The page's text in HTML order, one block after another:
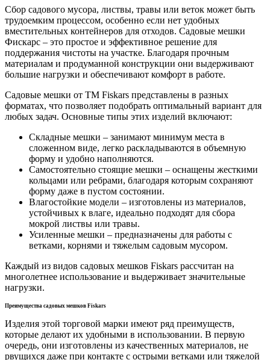
Сбор садового мусора, листвы, травы или веток может быть
трудоемким процессом, особенно если нет удобных
вместительных контейнеров для отходов. Садовые мешки
Фискарс – это простое и эффективное решение для
поддержания чистоты на участке. Благодаря прочным
материалам и продуманной конструкции они выдерживают
большие нагрузки и обеспечивают комфорт в работе.
Садовые мешки от ТМ Fiskars представлены в разных
форматах, что позволяет подобрать оптимальный вариант для
любых задач. Основные типы этих изделий включают:
Складные мешки – занимают минимум места в
сложенном виде, легко раскладываются в объемную
форму и удобно наполняются.
Самостоятельно стоящие мешки – оснащены жесткими
кольцами или ребрами, благодаря которым сохраняют
форму даже в пустом состоянии.
Влагостойкие модели – изготовлены из материалов,
устойчивых к влаге, идеально подходят для сбора
мокрой листвы или травы.
Усиленные мешки – предназначены для работы с
ветками, корнями и тяжелым садовым мусором.
Каждый из видов садовых мешков Fiskars рассчитан на
многолетнее использование и выдерживает значительные
нагрузки.
Преимущества садовых мешков Fiskars
Изделия этой торговой марки имеют ряд преимуществ,
которые делают их удобными в использовании. В первую
очередь, они изготовлены из качественных материалов, не
рвущихся даже при контакте с острыми ветками или тяжелой